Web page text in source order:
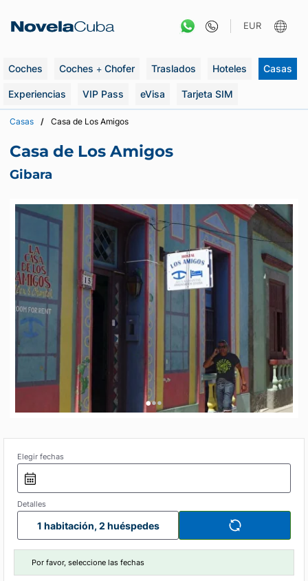
EUR
Coches Coches + Chofer Traslados Hoteles Casas
Experiencias VIP Pass eVisa Tarjeta SIM
Casas Casa de Los Amigos
Casa de Los Amigos
Gibara
•••
Elegir fechas
Detalles
1 habitación, 2 huéspedes
Por favor, seleccione las fechas